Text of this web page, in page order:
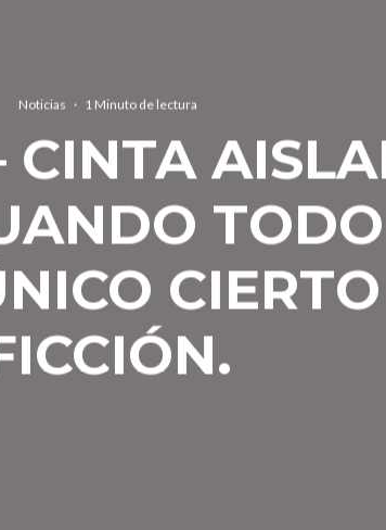
Noticias · 1 Minuto de lectura
CINTA